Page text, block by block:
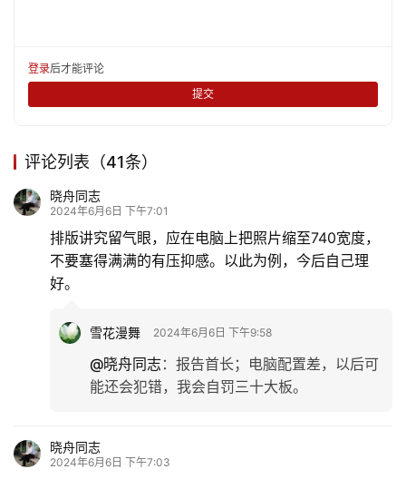
登录后才能评论
提交
评论列表（41条）
晓舟同志
2024年6月6日 下午7:01
排版讲究留气眼，应在电脑上把照片缩至740宽度，
不要塞得满满的有压抑感。以此为例，今后自己理
好。
雪花漫舞 2024年6月6日 下午9:58
@晓舟同志： 报告首长；电脑配置差，以后可
能还会犯错，我会自罚三十大板。
晓舟同志
2024年6月6日 下午7:03